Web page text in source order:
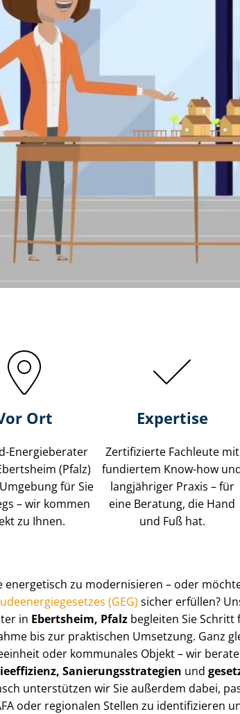
Ort
Energieberater
(Pfalz)
für Sie
– wir kommen
zu Ihnen.
Expertise
Zertifizierte Fachleute mit
fundiertem Know-how
langjähriger Praxis – für
eine Beratung, die Hand
und Fuß hat.
energetisch zu modernisieren – oder
(GEG) sicher erfüllen?
in Ebertsheim, Pfalz begleiten Sie Schritt
bis zur praktischen Umsetzung. Ganz
oder kommunales Objekt – wir
Sa­nie­rungs­stra­te­gien und
unterstützen wir Sie außerdem dabei,
oder regionalen Stellen zu identifizieren